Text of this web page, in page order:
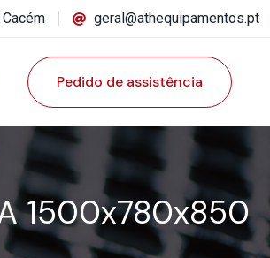
geral@athequipamentos.pt
Pedido de assistência
1500x780x850